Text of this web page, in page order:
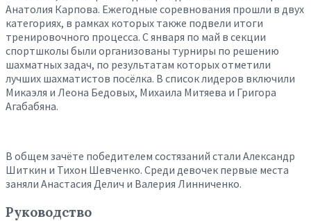
Анатолия Карпова. Ежегодные соревнования прошли в двух
категориях, в рамках которых также подвели итоги
тренировочного процесса. С января по май в секции
спортшколы были организованы турниры по решению
шахматных задач, по результатам которых отметили
лучших шахматистов посёлка. В список лидеров включили
Микаэля и Леона Бедовых, Михаила Митяева и Григора
Агабабяна.
В общем зачёте победителем состязаний стали Александр
Шиткин и Тихон Шевченко. Среди девочек первые места
заняли Анастасия Делич и Валерия Линниченко.
Руководство